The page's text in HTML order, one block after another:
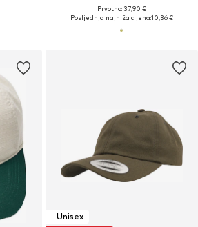
Prvotno: 37,90 €
Posljednja najniža cijena:10,36 €
Unisex